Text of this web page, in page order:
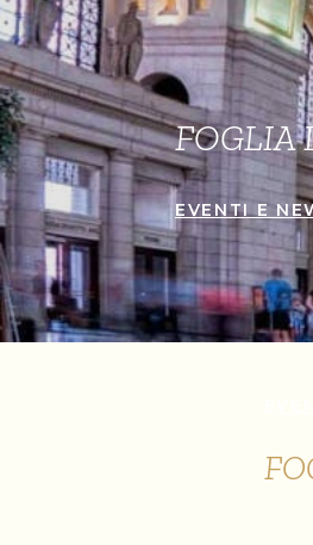
FOGLIA
EVENTI E